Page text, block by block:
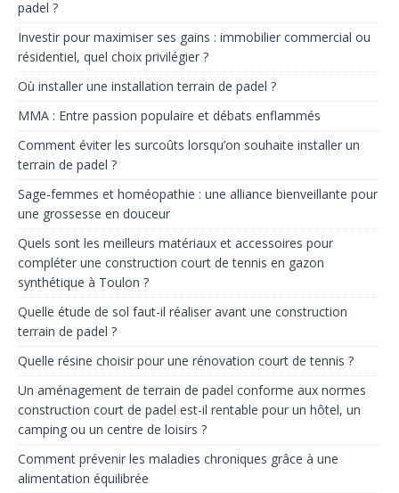
padel ?
Investir pour maximiser ses gains : immobilier commercial ou
résidentiel, quel choix privilégier ?
Où installer une installation terrain de padel ?
MMA : Entre passion populaire et débats enflammés
Comment éviter les surcoûts lorsqu’on souhaite installer un
terrain de padel ?
Sage-femmes et homéopathie : une alliance bienveillante pour
une grossesse en douceur
Quels sont les meilleurs matériaux et accessoires pour
compléter une construction court de tennis en gazon
synthétique à Toulon ?
Quelle étude de sol faut-il réaliser avant une construction
terrain de padel ?
Quelle résine choisir pour une rénovation court de tennis ?
Un aménagement de terrain de padel conforme aux normes
construction court de padel est-il rentable pour un hôtel, un
camping ou un centre de loisirs ?
Comment prévenir les maladies chroniques grâce à une
alimentation équilibrée